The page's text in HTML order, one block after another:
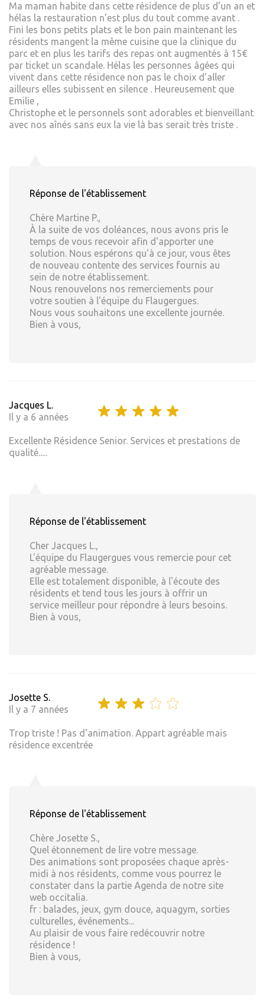
Ma maman habite dans cette résidence de plus d’un an et
hélas la restauration n’est plus du tout comme avant .
Fini les bons petits plats et le bon pain maintenant les
résidents mangent la même cuisine que la clinique du
parc et en plus les tarifs des repas ont augmentés à 15€
par ticket un scandale. Hélas les personnes âgées qui
vivent dans cette résidence non pas le choix d’aller
ailleurs elles subissent en silence . Heureusement que
Emilie ,
Christophe et le personnels sont adorables et bienveillant
avec nos aînés sans eux la vie là bas serait très triste .
Réponse de l'établissement
Chère Martine P.,
À la suite de vos doléances, nous avons pris le
temps de vous recevoir afin d'apporter une
solution. Nous espérons qu'à ce jour, vous êtes
de nouveau contente des services fournis au
sein de notre établissement.
Nous renouvelons nos remerciements pour
votre soutien à l'équipe du Flaugergues.
Nous vous souhaitons une excellente journée.
Bien à vous,
Jacques L.
Il y a 6 années
Excellente Résidence Senior. Services et prestations de
qualité.....
Réponse de l'établissement
Cher Jacques L.,
L'équipe du Flaugergues vous remercie pour cet
agréable message.
Elle est totalement disponible, à l'écoute des
résidents et tend tous les jours à offrir un
service meilleur pour répondre à leurs besoins.
Bien à vous,
Josette S.
Il y a 7 années
Trop triste ! Pas d'animation. Appart agréable mais
résidence excentrée
Réponse de l'établissement
Chère Josette S.,
Quel étonnement de lire votre message.
Des animations sont proposées chaque après-
midi à nos résidents, comme vous pourrez le
constater dans la partie Agenda de notre site
web occitalia.
fr : balades, jeux, gym douce, aquagym, sorties
culturelles, événements...
Au plaisir de vous faire redécouvrir notre
résidence !
Bien à vous,